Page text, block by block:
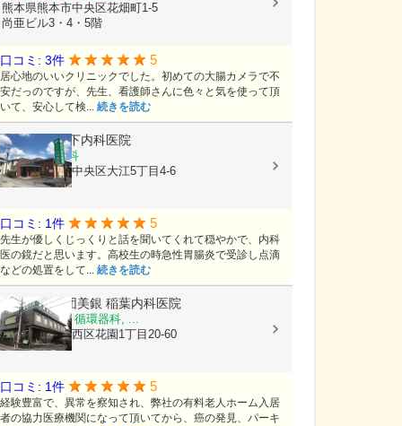
熊本県熊本市中央区花畑町1-5
尚亜ビル3・4・5階
口コミ: 3件 5
居心地のいいクリニックでした。初めての大腸カメラで不
安だっのですが、先生、看護師さんに色々と気を使って頂
いて、安心して検... 続きを読む
医療法人竹下内科医院
内科, 胃腸内科
熊本県熊本市中央区大江5丁目4-6
口コミ: 1件 5
先生が優しくじっくりと話を聞いてくれて穏やかで、内科
医の鏡だと思います。高校生の時急性胃腸炎で受診し点滴
などの処置をして... 続きを読む
医療法人社団美銀 稲葉内科医院
内科, 胃腸科, 循環器科, ...
熊本県熊本市西区花園1丁目20-60
口コミ: 1件 5
経験豊富で、異常を察知され、弊社の有料老人ホーム入居
者の協力医療機関になって頂いてから、癌の発見、パーキ